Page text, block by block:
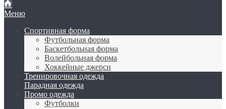
Меню
Спортивная форма
Футбольная форма
Баскетбольная форма
Волейбольная форма
Хоккейные джерси
Тренировочная одежда
Парадная одежда
Промо одежда
Футболки